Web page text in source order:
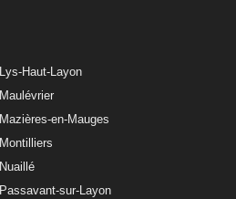
Lys-Haut-Layon
Maulévrier
Mazières-en-Mauges
Montilliers
Nuaillé
Passavant-sur-Layon